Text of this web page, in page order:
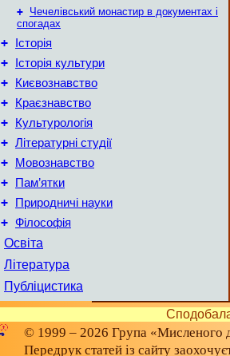
+ Чечелівський монастир в документах і
спогадах
+ Історія
+ Історія культури
+ Києвознавство
+ Краєзнавство
+ Культурологія
+ Літературні студії
+ Мовознавство
+ Пам’ятки
+ Природничі науки
+ Філософія
Освіта
Література
Публіцистика
© 1999 – 2026 Група «Мисленого
Передрук статей із сайту